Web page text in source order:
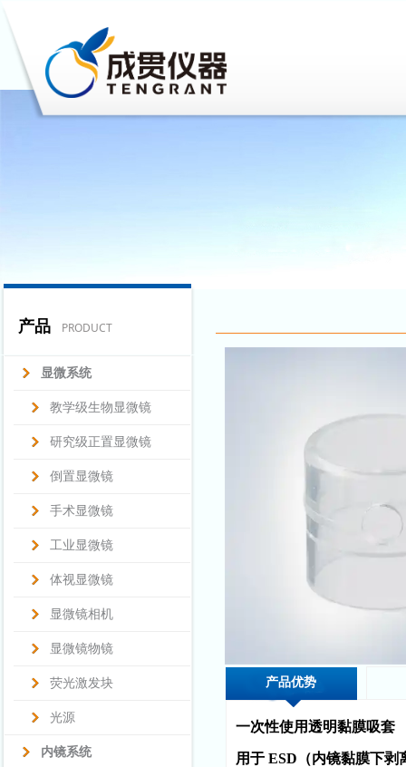
产品 PRODUCT
显微系统
教学级生物显微镜
研究级正置显微镜
倒置显微镜
手术显微镜
工业显微镜
体视显微镜
显微镜相机
显微镜物镜
荧光激发块
光源
内镜系统
产品优势
一次性使用透明黏膜吸套
用于 ESD（内镜黏膜下